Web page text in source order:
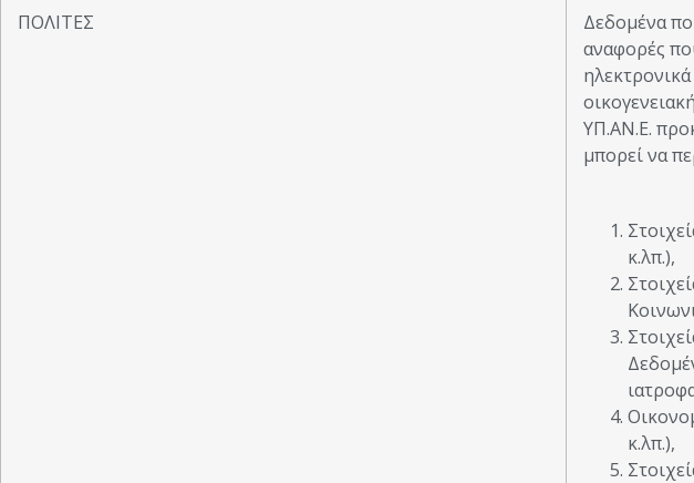
ΠΟΛΙΤΕΣ
Δεδομένα
αναφορές
ΥΠ.ΑΝ.Ε.
μπορεί να
κ.λπ.),
κ.λπ.),